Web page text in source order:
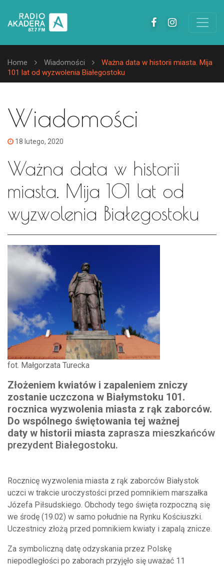
Home Wiadomości
Ważna data w historii miasta. Mija
101 lat od wyzwolenia Białegostoku
Wiadomości
18 lutego, 2020
Ważna data w historii
miasta. Mija 101 lat od
wyzwolenia Białegostoku
fot. Małgorzata Turecka
Złożeniem kwiatów i zapaleniem zniczy
zostanie uczczona w Białymstoku 101.
rocznica wyzwolenia miasta z rąk zaborców.
Do wspólnego świętowania tej ważnej
daty w historii miasta zaprasza mieszkańców
prezydent Białegostoku.
Rocznicę wyzwolenia miasta z rąk zaborców Białystok
uczci w trakcie uroczystości przed pomnikiem marszałka
Józefa Piłsudskiego. Obchody tego święta rozpoczną się
we środę (19.02) w samo południe na Rynku Kościuszki.
Uczestnicy złożą przed pomnikiem kwiaty i zapalą znicze.
Za symboliczną datę odzyskania przez Polskę
niepodległości po zaborach przyjęło się uważać 11